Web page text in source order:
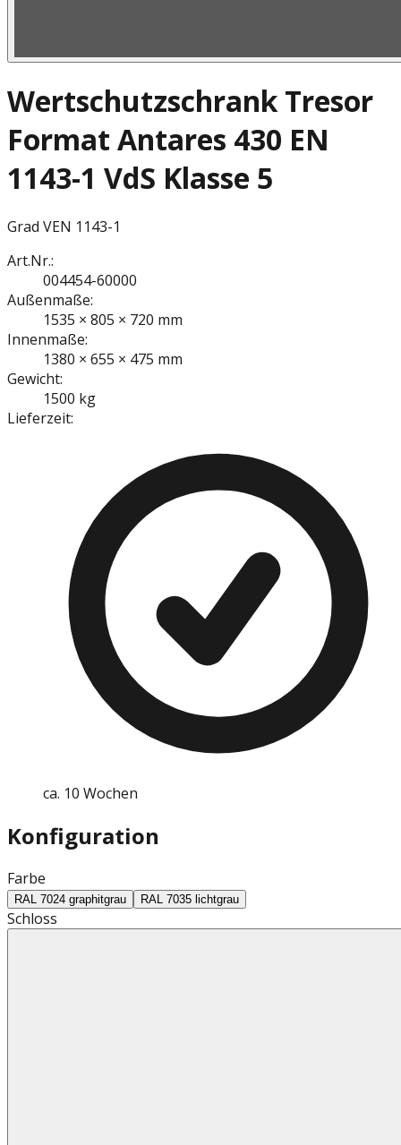
Wertschutzschrank Tresor
Format Antares 430 EN
1143-1 VdS Klasse 5
Grad VEN 1143-1
Art.Nr.:
004454-60000
Außenmaße:
1535 × 805 × 720 mm
Innenmaße:
1380 × 655 × 475 mm
Gewicht:
1500 kg
Lieferzeit:
ca. 10 Wochen
Konfiguration
Farbe
RAL 7024 graphitgrau RAL 7035 lichtgrau
Schloss